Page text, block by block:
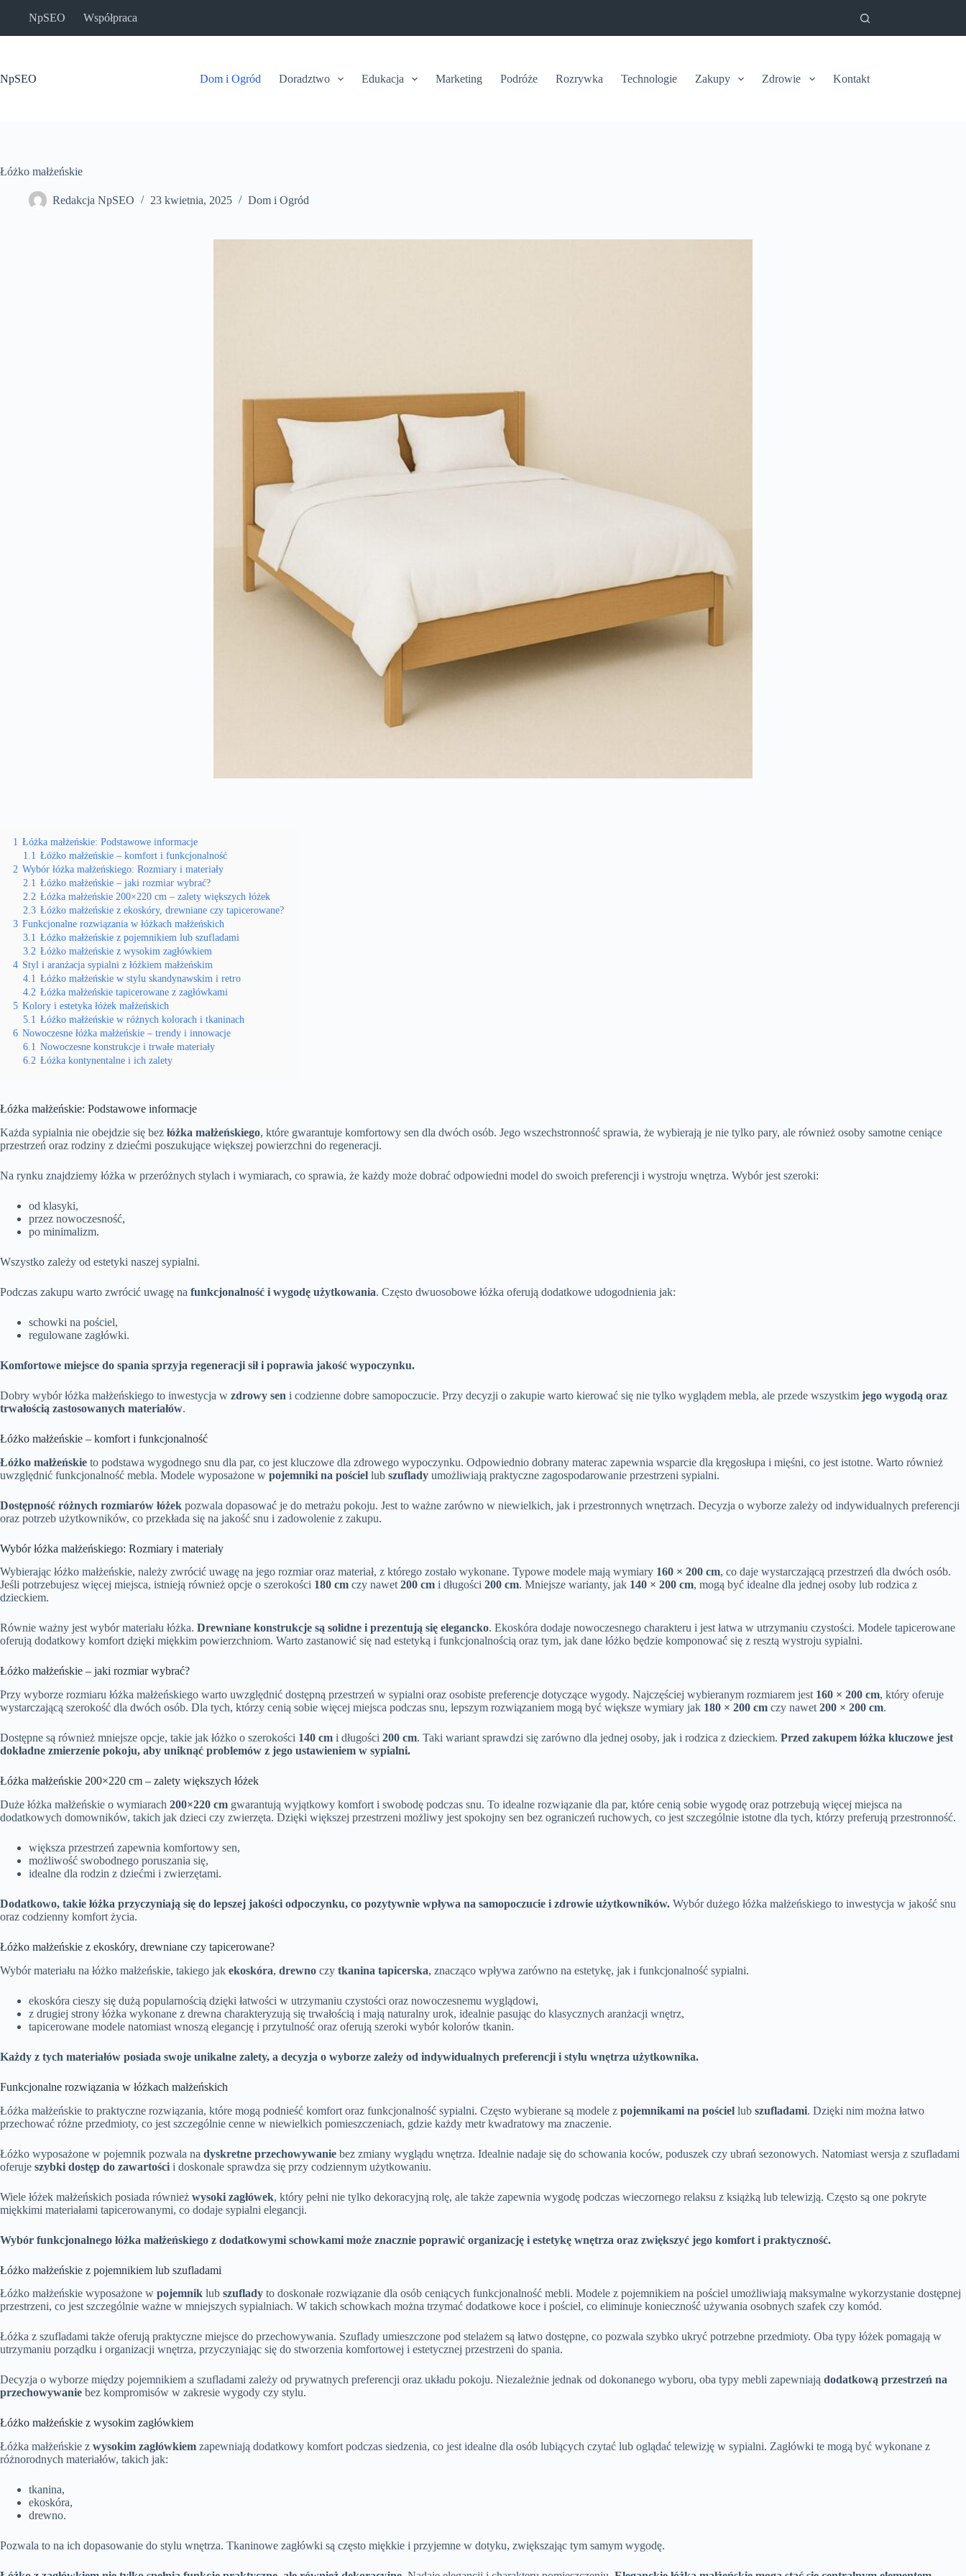
NpSEO Współpraca
NpSEO Dom i Ogród Doradztwo Edukacja Marketing Podróże Rozrywka Technologie Zakupy Zdrowie Kontakt
Łóżko małżeńskie
Redakcja NpSEO 23 kwietnia, 2025 Dom i Ogród
1 Łóżka małżeńskie: Podstawowe informacje
1.1 Łóżko małżeńskie – komfort i funkcjonalność
2 Wybór łóżka małżeńskiego: Rozmiary i materiały
2.1 Łóżko małżeńskie – jaki rozmiar wybrać?
2.2 Łóżka małżeńskie 200×220 cm – zalety większych łóżek
2.3 Łóżko małżeńskie z ekoskóry, drewniane czy tapicerowane?
3 Funkcjonalne rozwiązania w łóżkach małżeńskich
3.1 Łóżko małżeńskie z pojemnikiem lub szufladami
3.2 Łóżko małżeńskie z wysokim zagłówkiem
4 Styl i aranżacja sypialni z łóżkiem małżeńskim
4.1 Łóżko małżeńskie w stylu skandynawskim i retro
4.2 Łóżka małżeńskie tapicerowane z zagłówkami
5 Kolory i estetyka łóżek małżeńskich
5.1 Łóżko małżeńskie w różnych kolorach i tkaninach
6 Nowoczesne łóżka małżeńskie – trendy i innowacje
6.1 Nowoczesne konstrukcje i trwałe materiały
6.2 Łóżka kontynentalne i ich zalety
Łóżka małżeńskie: Podstawowe informacje
Każda sypialnia nie obejdzie się bez łóżka małżeńskiego, które gwarantuje komfortowy sen dla dwóch osób. Jego wszechstronność sprawia, że wybierają je nie tylko pary, ale również osoby samotne ceniące
przestrzeń oraz rodziny z dziećmi poszukujące większej powierzchni do regeneracji.
Na rynku znajdziemy łóżka w przeróżnych stylach i wymiarach, co sprawia, że każdy może dobrać odpowiedni model do swoich preferencji i wystroju wnętrza. Wybór jest szeroki:
od klasyki,
przez nowoczesność,
po minimalizm.
Wszystko zależy od estetyki naszej sypialni.
Podczas zakupu warto zwrócić uwagę na funkcjonalność i wygodę użytkowania. Często dwuosobowe łóżka oferują dodatkowe udogodnienia jak:
schowki na pościel,
regulowane zagłówki.
Komfortowe miejsce do spania sprzyja regeneracji sił i poprawia jakość wypoczynku.
Dobry wybór łóżka małżeńskiego to inwestycja w zdrowy sen i codzienne dobre samopoczucie. Przy decyzji o zakupie warto kierować się nie tylko wyglądem mebla, ale przede wszystkim jego wygodą oraz
trwałością zastosowanych materiałów.
Łóżko małżeńskie – komfort i funkcjonalność
Łóżko małżeńskie to podstawa wygodnego snu dla par, co jest kluczowe dla zdrowego wypoczynku. Odpowiednio dobrany materac zapewnia wsparcie dla kręgosłupa i mięśni, co jest istotne. Warto również
uwzględnić funkcjonalność mebla. Modele wyposażone w pojemniki na pościel lub szuflady umożliwiają praktyczne zagospodarowanie przestrzeni sypialni.
Dostępność różnych rozmiarów łóżek pozwala dopasować je do metrażu pokoju. Jest to ważne zarówno w niewielkich, jak i przestronnych wnętrzach. Decyzja o wyborze zależy od indywidualnych preferencji
oraz potrzeb użytkowników, co przekłada się na jakość snu i zadowolenie z zakupu.
Wybór łóżka małżeńskiego: Rozmiary i materiały
Wybierając łóżko małżeńskie, należy zwrócić uwagę na jego rozmiar oraz materiał, z którego zostało wykonane. Typowe modele mają wymiary 160 × 200 cm, co daje wystarczającą przestrzeń dla dwóch osób.
Jeśli potrzebujesz więcej miejsca, istnieją również opcje o szerokości 180 cm czy nawet 200 cm i długości 200 cm. Mniejsze warianty, jak 140 × 200 cm, mogą być idealne dla jednej osoby lub rodzica z
dzieckiem.
Równie ważny jest wybór materiału łóżka. Drewniane konstrukcje są solidne i prezentują się elegancko. Ekoskóra dodaje nowoczesnego charakteru i jest łatwa w utrzymaniu czystości. Modele tapicerowane
oferują dodatkowy komfort dzięki miękkim powierzchniom. Warto zastanowić się nad estetyką i funkcjonalnością oraz tym, jak dane łóżko będzie komponować się z resztą wystroju sypialni.
Łóżko małżeńskie – jaki rozmiar wybrać?
Przy wyborze rozmiaru łóżka małżeńskiego warto uwzględnić dostępną przestrzeń w sypialni oraz osobiste preferencje dotyczące wygody. Najczęściej wybieranym rozmiarem jest 160 × 200 cm, który oferuje
wystarczającą szerokość dla dwóch osób. Dla tych, którzy cenią sobie więcej miejsca podczas snu, lepszym rozwiązaniem mogą być większe wymiary jak 180 × 200 cm czy nawet 200 × 200 cm.
Dostępne są również mniejsze opcje, takie jak łóżko o szerokości 140 cm i długości 200 cm. Taki wariant sprawdzi się zarówno dla jednej osoby, jak i rodzica z dzieckiem. Przed zakupem łóżka kluczowe jest
dokładne zmierzenie pokoju, aby uniknąć problemów z jego ustawieniem w sypialni.
Łóżka małżeńskie 200×220 cm – zalety większych łóżek
Duże łóżka małżeńskie o wymiarach 200×220 cm gwarantują wyjątkowy komfort i swobodę podczas snu. To idealne rozwiązanie dla par, które cenią sobie wygodę oraz potrzebują więcej miejsca na
dodatkowych domowników, takich jak dzieci czy zwierzęta. Dzięki większej przestrzeni możliwy jest spokojny sen bez ograniczeń ruchowych, co jest szczególnie istotne dla tych, którzy preferują przestronność.
większa przestrzeń zapewnia komfortowy sen,
możliwość swobodnego poruszania się,
idealne dla rodzin z dziećmi i zwierzętami.
Dodatkowo, takie łóżka przyczyniają się do lepszej jakości odpoczynku, co pozytywnie wpływa na samopoczucie i zdrowie użytkowników. Wybór dużego łóżka małżeńskiego to inwestycja w jakość snu
oraz codzienny komfort życia.
Łóżko małżeńskie z ekoskóry, drewniane czy tapicerowane?
Wybór materiału na łóżko małżeńskie, takiego jak ekoskóra, drewno czy tkanina tapicerska, znacząco wpływa zarówno na estetykę, jak i funkcjonalność sypialni.
ekoskóra cieszy się dużą popularnością dzięki łatwości w utrzymaniu czystości oraz nowoczesnemu wyglądowi,
z drugiej strony łóżka wykonane z drewna charakteryzują się trwałością i mają naturalny urok, idealnie pasując do klasycznych aranżacji wnętrz,
tapicerowane modele natomiast wnoszą elegancję i przytulność oraz oferują szeroki wybór kolorów tkanin.
Każdy z tych materiałów posiada swoje unikalne zalety, a decyzja o wyborze zależy od indywidualnych preferencji i stylu wnętrza użytkownika.
Funkcjonalne rozwiązania w łóżkach małżeńskich
Łóżka małżeńskie to praktyczne rozwiązania, które mogą podnieść komfort oraz funkcjonalność sypialni. Często wybierane są modele z pojemnikami na pościel lub szufladami. Dzięki nim można łatwo
przechować różne przedmioty, co jest szczególnie cenne w niewielkich pomieszczeniach, gdzie każdy metr kwadratowy ma znaczenie.
Łóżko wyposażone w pojemnik pozwala na dyskretne przechowywanie bez zmiany wyglądu wnętrza. Idealnie nadaje się do schowania koców, poduszek czy ubrań sezonowych. Natomiast wersja z szufladami
oferuje szybki dostęp do zawartości i doskonale sprawdza się przy codziennym użytkowaniu.
Wiele łóżek małżeńskich posiada również wysoki zagłówek, który pełni nie tylko dekoracyjną rolę, ale także zapewnia wygodę podczas wieczornego relaksu z książką lub telewizją. Często są one pokryte
miękkimi materiałami tapicerowanymi, co dodaje sypialni elegancji.
Wybór funkcjonalnego łóżka małżeńskiego z dodatkowymi schowkami może znacznie poprawić organizację i estetykę wnętrza oraz zwiększyć jego komfort i praktyczność.
Łóżko małżeńskie z pojemnikiem lub szufladami
Łóżko małżeńskie wyposażone w pojemnik lub szuflady to doskonałe rozwiązanie dla osób ceniących funkcjonalność mebli. Modele z pojemnikiem na pościel umożliwiają maksymalne wykorzystanie dostępnej
przestrzeni, co jest szczególnie ważne w mniejszych sypialniach. W takich schowkach można trzymać dodatkowe koce i pościel, co eliminuje konieczność używania osobnych szafek czy komód.
Łóżka z szufladami także oferują praktyczne miejsce do przechowywania. Szuflady umieszczone pod stelażem są łatwo dostępne, co pozwala szybko ukryć potrzebne przedmioty. Oba typy łóżek pomagają w
utrzymaniu porządku i organizacji wnętrza, przyczyniając się do stworzenia komfortowej i estetycznej przestrzeni do spania.
Decyzja o wyborze między pojemnikiem a szufladami zależy od prywatnych preferencji oraz układu pokoju. Niezależnie jednak od dokonanego wyboru, oba typy mebli zapewniają dodatkową przestrzeń na
przechowywanie bez kompromisów w zakresie wygody czy stylu.
Łóżko małżeńskie z wysokim zagłówkiem
Łóżka małżeńskie z wysokim zagłówkiem zapewniają dodatkowy komfort podczas siedzenia, co jest idealne dla osób lubiących czytać lub oglądać telewizję w sypialni. Zagłówki te mogą być wykonane z
różnorodnych materiałów, takich jak:
tkanina,
ekoskóra,
drewno.
Pozwala to na ich dopasowanie do stylu wnętrza. Tkaninowe zagłówki są często miękkie i przyjemne w dotyku, zwiększając tym samym wygodę.